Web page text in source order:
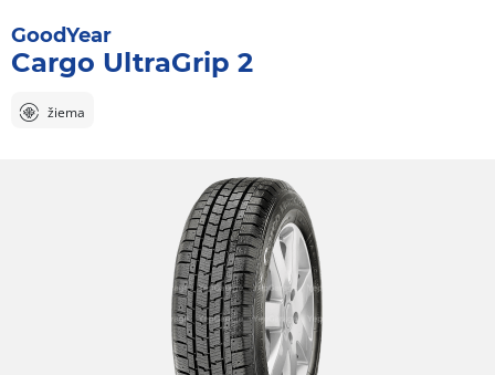
GoodYear
Cargo UltraGrip 2
žiema